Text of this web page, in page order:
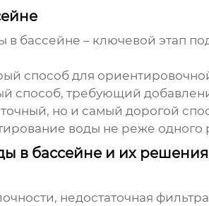
в бассейне – ключевой этап
способ для
способ, требующий
но и самый дорогой
воды не реже
в бассейне и их решения
недостаточная